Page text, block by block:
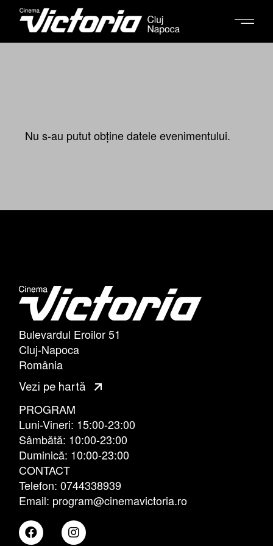
Nu s-au putut obține datele evenimentului.
Bulevardul Eroilor 51
Cluj-Napoca
România
Vezi pe hartă
PROGRAM
Luni-Vineri: 15:00-23:00
Sâmbătă: 10:00-23:00
Duminică: 10:00-23:00
CONTACT
Telefon: 0744338939
Email: program@cinemavictoria.ro